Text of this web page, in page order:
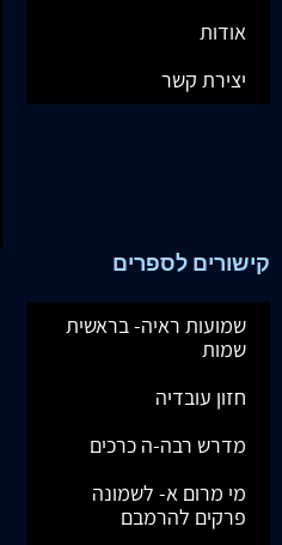
אודות
יצירת קשר
קישורים לספרים
שמועות ראיה- בראשית
שמות
חזון עובדיה
מדרש רבה-ה כרכים
מי מרום א- לשמונה
פרקים להרמבם